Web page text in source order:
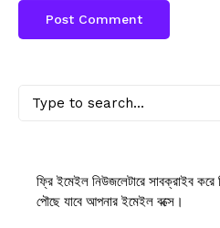
ফ্রি ইমেইল নিউজলেটারে সাবক্রাইব
পৌছে যাবে আপনার ইমেইল বক্সে।